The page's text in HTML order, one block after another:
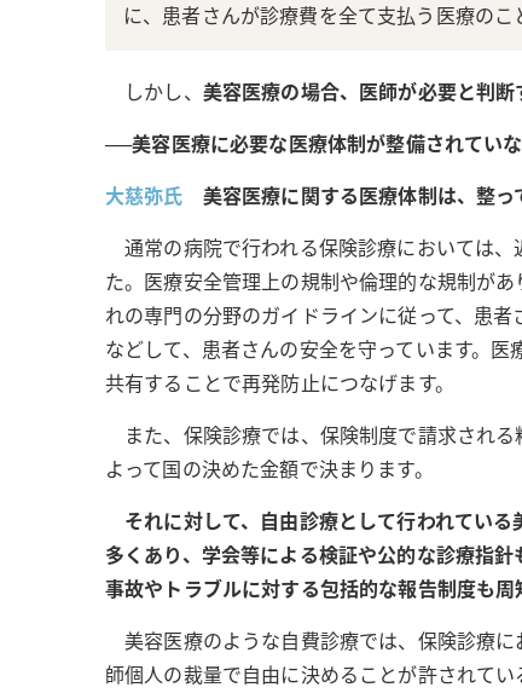
に、患者さんが診療費を全て支払う医療のこ
しかし、 美容医療の場合、医師が必要と判断
──美容医療に必要な医療体制が整備されてい
大慈弥氏 美容医療に関する医療体制は、整っ
通常の病院で行われる保険診療においては
た。医療安全管理上の規制や倫理的な規制が
れの専門の分野のガイドラインに従って、患
などして、患者さんの安全を守っています。
共有することで再発防止につなげます。
また、保険診療では、保険制度で請求され
よって国の決めた金額で決まります。
それに対して、自由診療として行われてい
多くあり、学会等による検証や公的な診療指
事故やトラブルに対する包括的な報告制度も周
美容医療のような自費診療では、保険診療
師個人の裁量で自由に決めることが許されて